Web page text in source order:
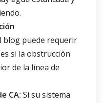
blog puede requerir
si la obstrucción
de la línea de
CA: Si su sistema